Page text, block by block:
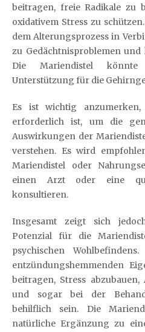
beitragen, freie Radikale zu
oxidativem Stress zu
dem Alterungsprozess in
zu Gedächtnisproblemen
Die Mariendistel
Unterstützung für die
Es ist wichtig anzumerken,
erforderlich ist, um die
Auswirkungen der
verstehen. Es wird
Mariendistel oder
einen Arzt oder eine
konsultieren.
Insgesamt zeigt sich
Potenzial für die
psychischen
entzündungshemmenden
beitragen, Stress
und sogar bei der
behilflich sein. Die
natürliche Ergänzung zu